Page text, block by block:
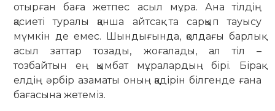
отырған баға жетпес асыл мұра. Ана тілдің
қасиеті туралы қанша айтсақ та сарқып тауысу
мүмкін де емес. Шындығында, қолдағы барлық
асыл заттар тозады, жоғалады, ал тіл –
тозбайтын ең қымбат мұралардың бірі. Бірақ
елдің әрбір азаматы оның қадірін білгенде ғана
бағасына жетеміз.